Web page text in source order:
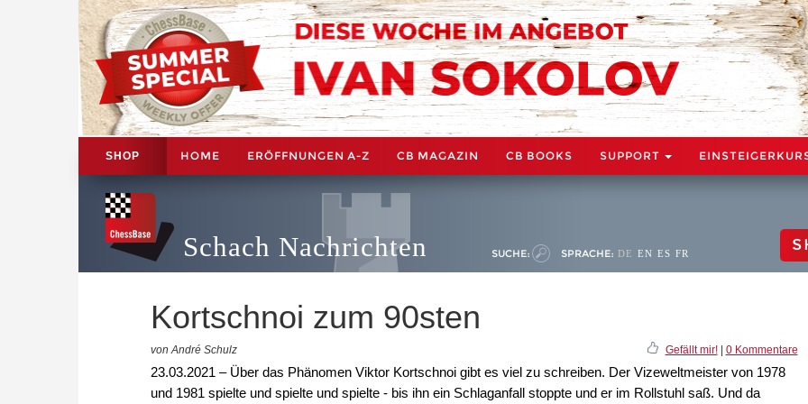
SHOP HOME ERÖFFNUNGEN A-Z CB MAGAZIN CB BOOKS SUPPORT
Schach Nachrichten SUCHE: SPRACHE: DE EN ES FR
Kortschnoi zum 90sten
von André Schulz Gefällt mir!| 0 Kommentare
23.03.2021 – Über das Phänomen Viktor Kortschnoi gibt es viel zu schreiben. Der Vizeweltmeister von 1978
und 1981 spielte und spielte und spielte - bis ihn ein Schlaganfall stoppte und er im Rollstuhl saß. Und da